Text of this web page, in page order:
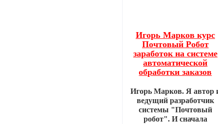
Игорь Марков курс
Почтовый Робот
заработок на системе
автоматической
обработки заказов
Игорь Марков. Я автор
ведущий разработчик
системы "Почтовый
робот". И сначала